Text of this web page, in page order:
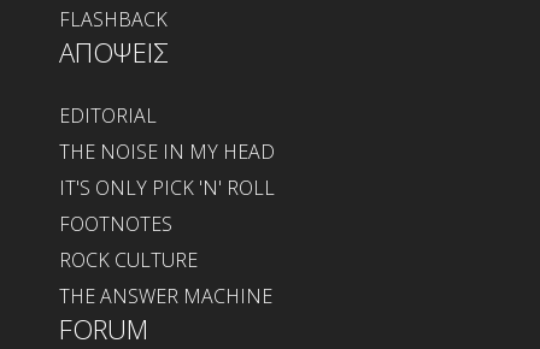
FLASHBACK
ΑΠΟΨΕΙΣ
EDITORIAL
THE NOISE IN MY HEAD
IT'S ONLY PICK 'N' ROLL
FOOTNOTES
ROCK CULTURE
THE ANSWER MACHINE
FORUM